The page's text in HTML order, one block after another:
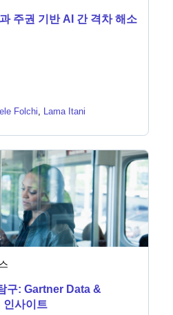
주권 기반 AI 간 격차 해소
Folchi, Lama Itani
구: Gartner Data &
사이트